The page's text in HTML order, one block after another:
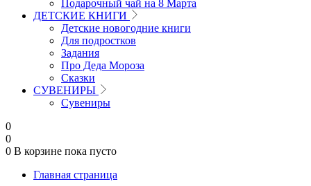
Подарочный чай на 8 Марта
ДЕТСКИЕ КНИГИ
Детские новогодние книги
Для подростков
Задания
Про Деда Мороза
Сказки
СУВЕНИРЫ
Сувениры
0
0
0 В корзине пока пусто
Главная страница